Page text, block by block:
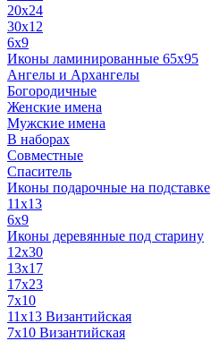
20x24
30х12
6x9
Иконы ламинированные 65x95
Ангелы и Архангелы
Богородичные
Женские имена
Мужские имена
В наборах
Совместные
Спаситель
Иконы подарочные на подставке
11x13
6x9
Иконы деревянные под старину
12х30
13x17
17x23
7x10
11x13 Византийская
7x10 Византийская